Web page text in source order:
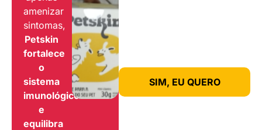
amenizar
sintomas,
Petskin
fortalece
o
sistema
imunológico
e
equilibra
SIM, EU QUERO